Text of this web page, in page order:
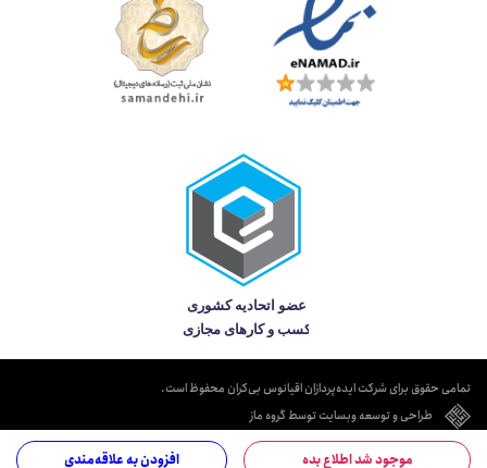
موجود شد اطلاع بده افزودن به علاقه‌مندی
تمامی حقوق برای شرکت ایده‌پردازان اقیانوس بی‌کران محفوظ است.
طراحی و توسعه وبسایت توسط گروه ماز